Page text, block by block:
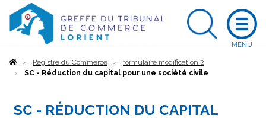
AccueilRegistre du Commerce
formulaire modification 2
SC - Réduction du capital pour une société civile
SC - RÉDUCTION DU CAPITAL